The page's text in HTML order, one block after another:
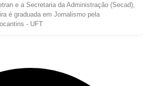
e a Secretaria da Administração (Secad),
é graduada em Jornalismo pela
- UFT